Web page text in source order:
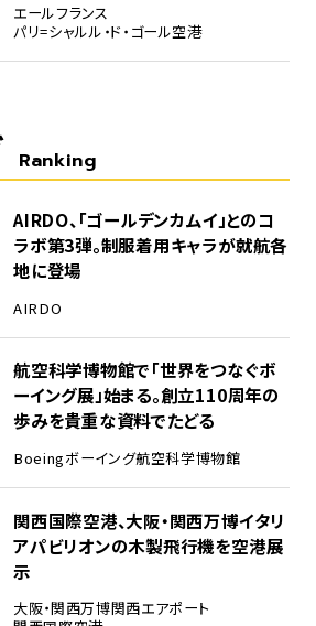
エールフランス
パリ=シャルル・ド・ゴール空港
Ranking
AIRDO、「ゴールデンカムイ」とのコ
ラボ第3弾。制服着用キャラが就航各
地に登場
AIRDO
航空科学博物館で「世界をつなぐボ
ーイング展」始まる。創立110周年の
歩みを貴重な資料でたどる
Boeingボーイング航空科学博物館
関西国際空港、大阪・関西万博イタリ
アパビリオンの木製飛行機を空港展
示
大阪・関西万博関西エアポート